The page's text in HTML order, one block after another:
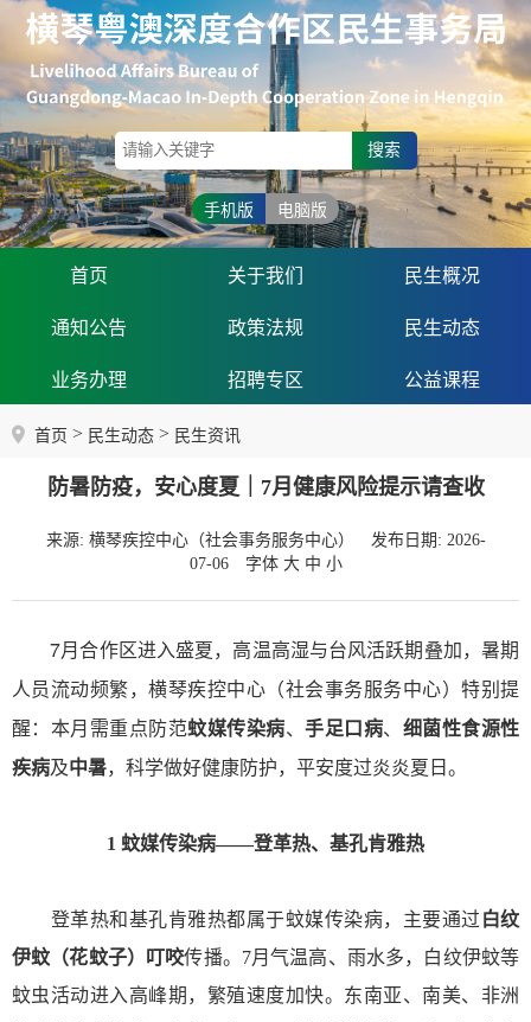
搜索
手机版 电脑版
首页 关于我们 民生概况
通知公告 政策法规 民生动态
业务办理 招聘专区 公益课程
首页 > 民生动态 > 民生资讯
防暑防疫，安心度夏｜7月健康风险提示请查收
来源: 横琴疾控中心（社会事务服务中心）
发布日期: 2026-
07-06
字体 大 中 小
7月合作区进入盛夏，高温高湿与台风活跃期叠加，暑期
人员流动频繁，横琴疾控中心（社会事务服务中心）特别提
醒：本月需重点防范蚊媒传染病、手足口病、
细菌性食源性
疾病及中暑，科学做好健康防护，平安度过炎炎夏日。
1 蚊媒传染病——登革热、 基孔肯雅热
登革热和基孔肯雅热都属于蚊媒传染病，主要通过 白纹
伊蚊 （花蚊子）叮咬传播。7月气温高、雨水多，白纹伊蚊等
蚊虫活动进入高峰期，繁殖速度加快。东南亚、南美、非洲